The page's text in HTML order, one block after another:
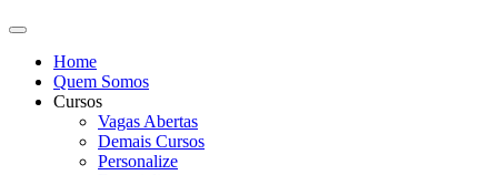
Home
Quem Somos
Cursos
Vagas Abertas
Demais Cursos
Personalize